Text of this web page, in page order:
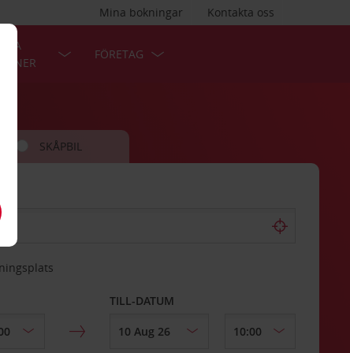
Kontakta oss
Mina bokningar
FÖRETAG
SKÅPBIL
TILL-DATUM